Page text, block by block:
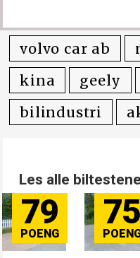
volvo car ab
kina
geely
bilindustri
Les alle
79 75